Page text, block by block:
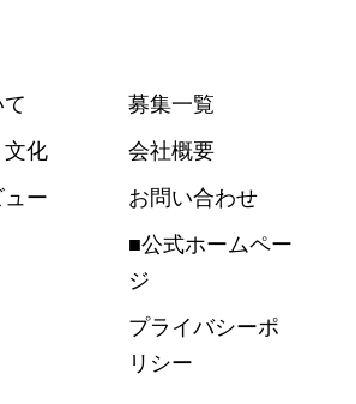
化
ー
募集一覧
会社概要
お問い合わせ
■公式ホームペー
ジ
プライバシーポ
リシー